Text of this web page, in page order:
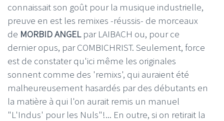
connaissait son goût pour la musique industrielle,
preuve en est les remixes -réussis- de morceaux
de MORBID ANGELpar LAIBACH ou, pour ce
dernier opus, par COMBICHRIST. Seulement, force
est de constater qu'ici même les originales
sonnent comme des 'remixs', qui auraient été
malheureusement hasardés par des débutants en
la matière à qui l'on aurait remis un manuel
"L'Indus' pour les Nuls"!... En outre, si on retirait la